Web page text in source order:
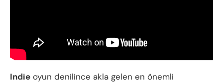
Indie oyun denilince akla gelen en önemli